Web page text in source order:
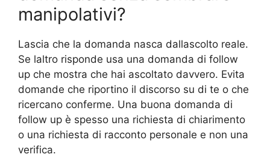
manipolativi?
Lascia che la domanda nasca dallascolto reale.
Se laltro risponde usa una domanda di follow
up che mostra che hai ascoltato davvero. Evita
domande che riportino il discorso su di te o che
ricercano conferme. Una buona domanda di
follow up è spesso una richiesta di chiarimento
o una richiesta di racconto personale e non una
verifica.